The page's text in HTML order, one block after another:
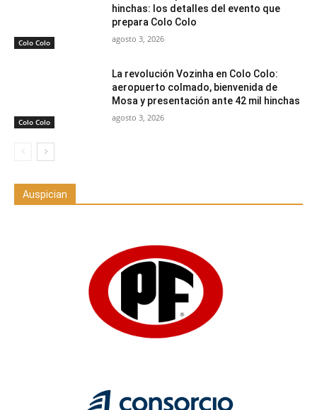
Colo Colo
hinchas: los detalles del evento que
prepara Colo Colo
agosto 3, 2026
Colo Colo
La revolución Vozinha en Colo Colo:
aeropuerto colmado, bienvenida de
Mosa y presentación ante 42 mil hinchas
agosto 3, 2026
Auspician